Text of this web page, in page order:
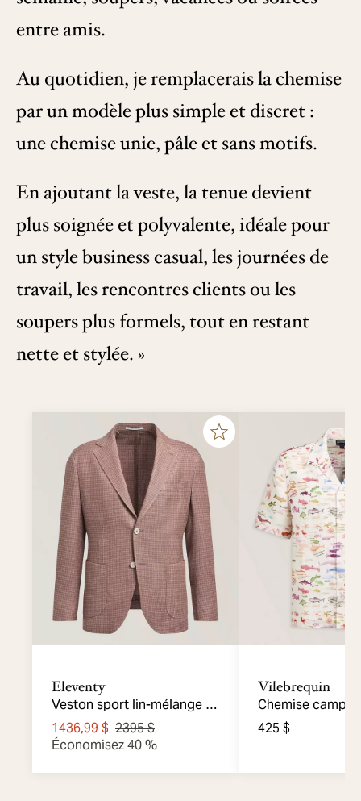
entre amis.
Au quotidien, je remplacerais la chemise
par un modèle plus simple et discret :
une chemise unie, pâle et sans motifs.
En ajoutant la veste, la tenue devient
plus soignée et polyvalente, idéale pour
un style business casual, les journées de
travail, les rencontres clients ou les
soupers plus formels, tout en restant
nette et stylée. »
Eleventy
Veston sport lin-mélange à
carreaux
1436,99 $ 2395 $
Économisez 40 %
Vilebrequin
Chemise camp
Hyber Fabrice X
425 $